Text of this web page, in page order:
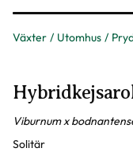
Växter Utomhus
Viburnum x
Solitär